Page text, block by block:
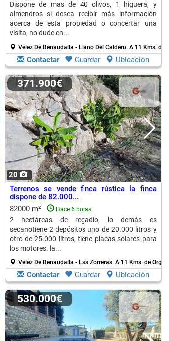
Dispone de mas de 40 olivos, 1 higuera, y
almendros si desea recibir más información
acerca de esta propiedad o concertar una
visita, no dude en...
Velez De Benaudalla - Llano Del Caldero. A 11 Kms. de
Contactar Guardar Ubicación
20
371.900€
Terrenos se vende finca rústica la finca
dispone de 82.000...
82000 m²
Hace 6 horas
2 hectáreas de regadío, lo demás es
secanotiene 2 depósitos uno de 20.000 litros y
otro de 25.000 litros, tiene placas solares para
los motores. la...
Velez De Benaudalla - Las Zorreras. A 11 Kms. de Orgiva
Contactar Guardar Ubicación
530.000€